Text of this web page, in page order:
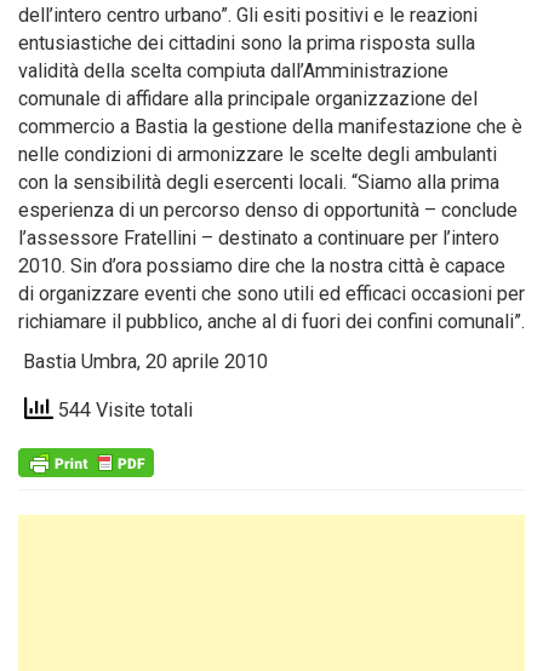
dell’intero centro urbano”. Gli esiti positivi e le reazioni
entusiastiche dei cittadini sono la prima risposta sulla
validità della scelta compiuta dall’Amministrazione
comunale di affidare alla principale organizzazione del
commercio a Bastia la gestione della manifestazione che è
nelle condizioni di armonizzare le scelte degli ambulanti
con la sensibilità degli esercenti locali. “Siamo alla prima
esperienza di un percorso denso di opportunità – conclude
l’assessore Fratellini – destinato a continuare per l’intero
2010. Sin d’ora possiamo dire che la nostra città è capace
di organizzare eventi che sono utili ed efficaci occasioni per
richiamare il pubblico, anche al di fuori dei confini comunali”.
Bastia Umbra, 20 aprile 2010
544 Visite totali